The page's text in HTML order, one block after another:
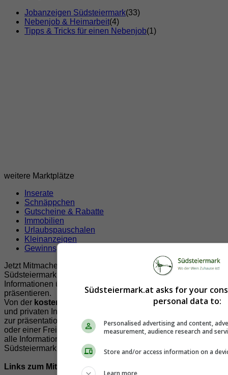
Jobanzeigen Südsteiermark(33)
Nebenjob & Heimarbeit(4)
Tipps & Tricks für einen Nebenjob(1)
weitere Marktplätze
Inserate
Schnäppchen
Gutscheine & Rabatte
Immobilien
Urlaubspauschalen
Kleinanzeigen
Gewinnspiele
Jetzt Mitmachen!
Südsteiermark.at bietet Ihnen viele Möglichkeiten Ihre
Informationen über und aus der Südsteiermark zur
präsentieren.
Von der kostenlosen
Veröffentlichung von Veranstaltungen
und privaten Inserate, über Leserbriefe, Nachrichten bis hin
zur präsentatioen Ihrer Firma, Vereines, Lokals, Organisation
oder einer Freizeit und Sportmöglichkeit. Unser Ziel ist es
alle Informationen der Südsteiermark für die Freunde der
Südsteiermark auf einer Seite zu präsentieren.
Links zum Mitmachen!
Südsteiermark.at asks for your
personal data to:
Personalised advertising and content,
measurement, audience research and
Store and/or access information on a
Learn more